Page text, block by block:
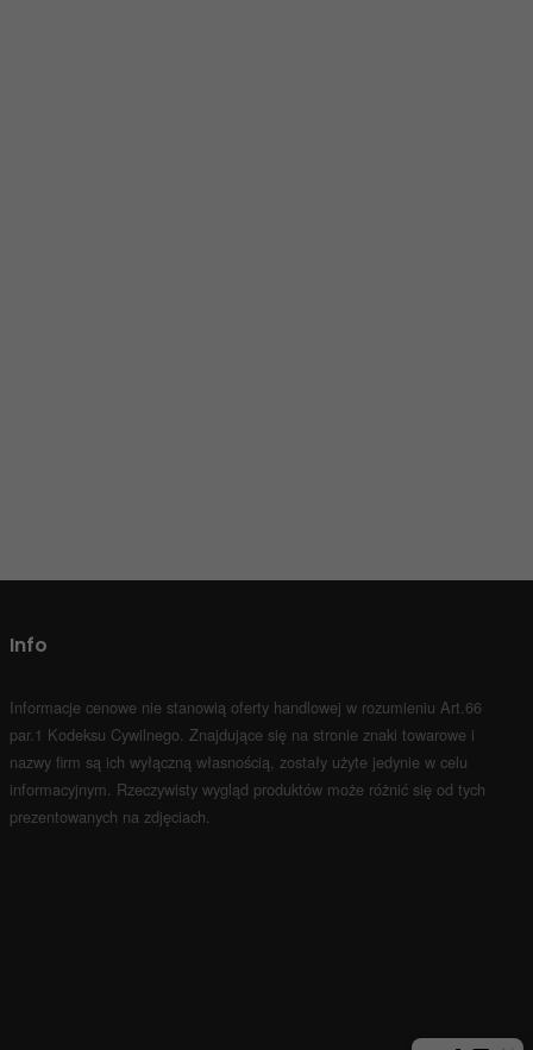
Info
Informacje cenowe nie stanowią oferty handlowej w rozumieniu Art.66
par.1 Kodeksu Cywilnego. Znajdujące się na stronie znaki towarowe i
nazwy firm są ich wyłączną własnością, zostały użyte jedynie w celu
informacyjnym. Rzeczywisty wygląd produktów może różnić się od tych
prezentowanych na zdjęciach.